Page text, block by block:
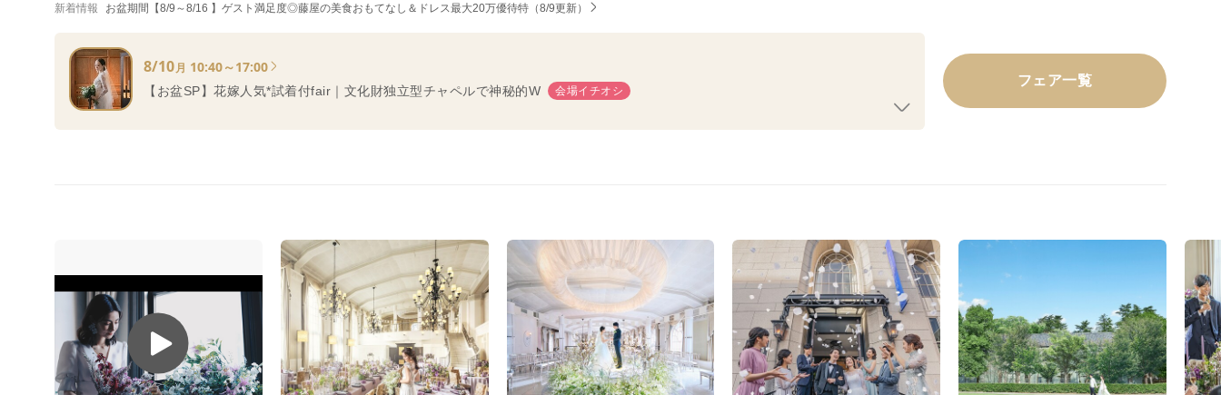
新着情報 お盆期間【8/9～8/16 】ゲスト満足度◎藤屋の美食おもてなし＆ドレス最大20万優待特（8/9更新）
8/10月 10:40～17:00
【お盆SP】花嫁人気*試着付fair｜文化財独立型チャペルで神秘的W 会場イチオシ
フェア一覧